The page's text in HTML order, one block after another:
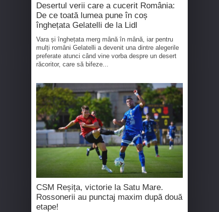
Desertul verii care a cucerit România:
De ce toată lumea pune în coș
înghețata Gelatelli de la Lidl
Vara și înghețata merg mână în mână, iar pentru
mulți români Gelatelli a devenit una dintre alegerile
preferate atunci când vine vorba despre un desert
răcoritor, care să bifeze...
CSM Reșița, victorie la Satu Mare.
Rossonerii au punctaj maxim după două
etape!